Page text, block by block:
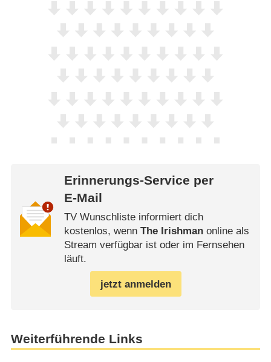
Erinnerungs-Service per
E-Mail
TV Wunschliste informiert dich
kostenlos, wenn The Irishmanonline als
Stream verfügbar ist oder im Fernsehen
läuft.
jetzt anmelden
Weiterführende Links